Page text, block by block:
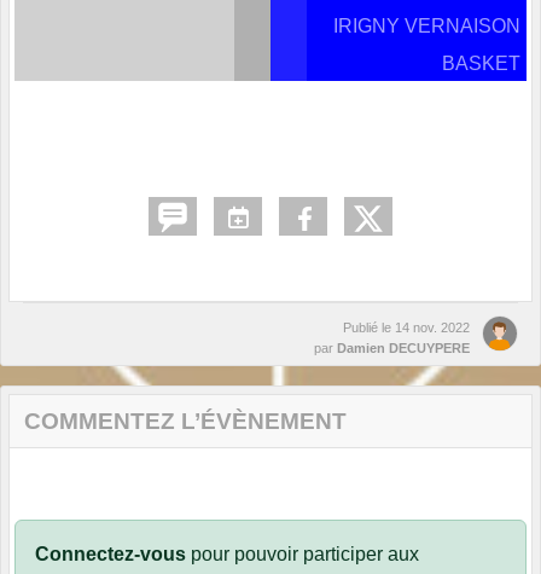
IRIGNY VERNAISON
BASKET
Publié le 14 nov. 2022
par Damien DECUYPERE
COMMENTEZ L’ÉVÈNEMENT
Connectez-vous pour pouvoir participer aux